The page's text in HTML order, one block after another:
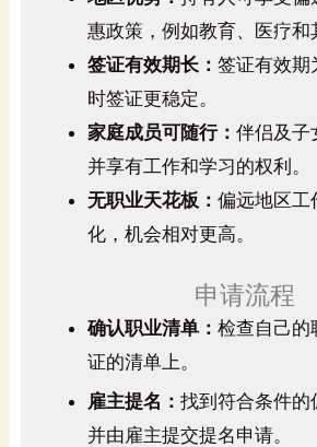
惠政策，例如教育、医疗和
签证有效期长：签证有效期
时签证更稳定。
家庭成员可随行：伴侣及子
并享有工作和学习的权利。
无职业天花板：偏远地区工
化，机会相对更高。
申请流程
确认职业清单：检查自己的
证的清单上。
雇主提名：找到符合条件的
并由雇主提交提名申请。